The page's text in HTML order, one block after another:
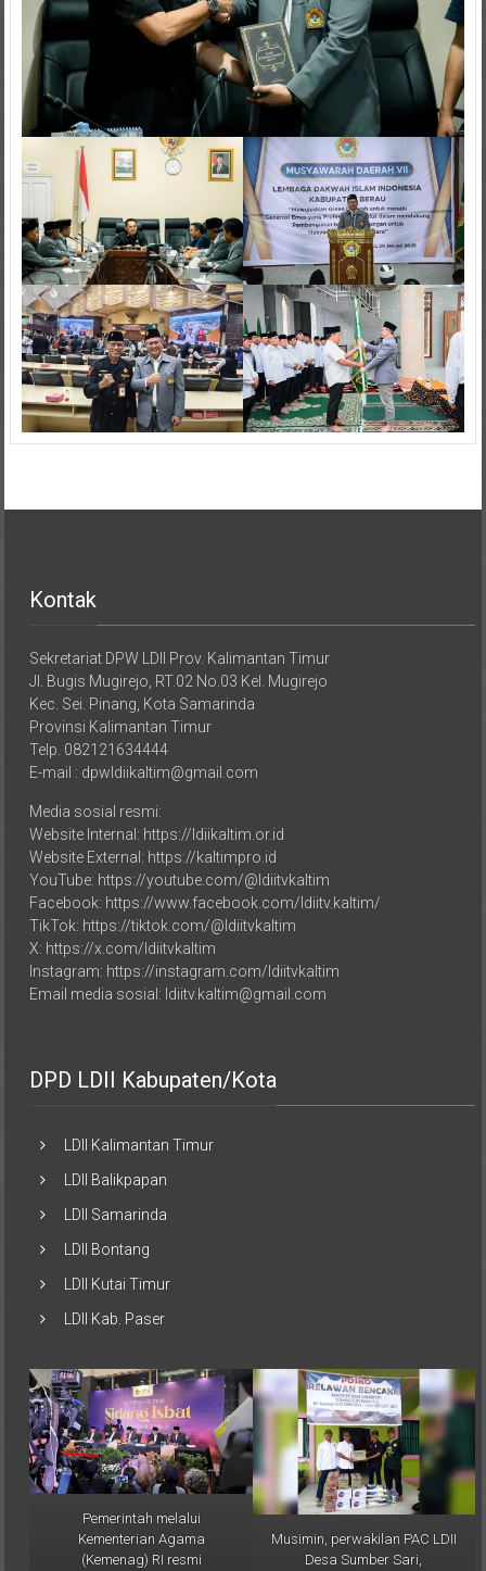
Kontak
Sekretariat DPW LDII Prov. Kalimantan Timur
Jl. Bugis Mugirejo, RT.02 No.03 Kel. Mugirejo
Kec. Sei. Pinang, Kota Samarinda
Provinsi Kalimantan Timur
Telp. 082121634444
E-mail : dpwldiikaltim@gmail.com
Media sosial resmi:
Website Internal: https://ldiikaltim.or.id
Website External: https://kaltimpro.id
YouTube: https://youtube.com/@ldiitvkaltim
Facebook: https://www.facebook.com/ldiitv.kaltim/
TikTok: https://tiktok.com/@ldiitvkaltim
X: https://x.com/ldiitvkaltim
Instagram: https://instagram.com/ldiitvkaltim
Email media sosial: ldiitv.kaltim@gmail.com
DPD LDII Kabupaten/Kota
LDII Kalimantan Timur
LDII Balikpapan
LDII Samarinda
LDII Bontang
LDII Kutai Timur
LDII Kab. Paser
Pemerintah melalui
Kementerian Agama
(Kemenag) RI resmi
Musimin, perwakilan PAC LDII
Desa Sumber Sari,